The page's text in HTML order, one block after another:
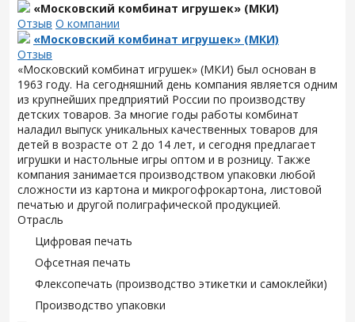
«Московский комбинат игрушек» (МКИ)
Отзыв О компании
«Московский комбинат игрушек» (МКИ)
Отзыв
«Московский комбинат игрушек» (МКИ) был основан в
1963 году. На сегодняшний день компания является одним
из крупнейших предприятий России по производству
детских товаров. За многие годы работы комбинат
наладил выпуск уникальных качественных товаров для
детей в возрасте от 2 до 14 лет, и сегодня предлагает
игрушки и настольные игры оптом и в розницу. Также
компания занимается производством упаковки любой
сложности из картона и микрогофрокартона, листовой
печатью и другой полиграфической продукцией.
Отрасль
Цифровая печать
Офсетная печать
Флексопечать (производство этикетки и самоклейки)
Производство упаковки